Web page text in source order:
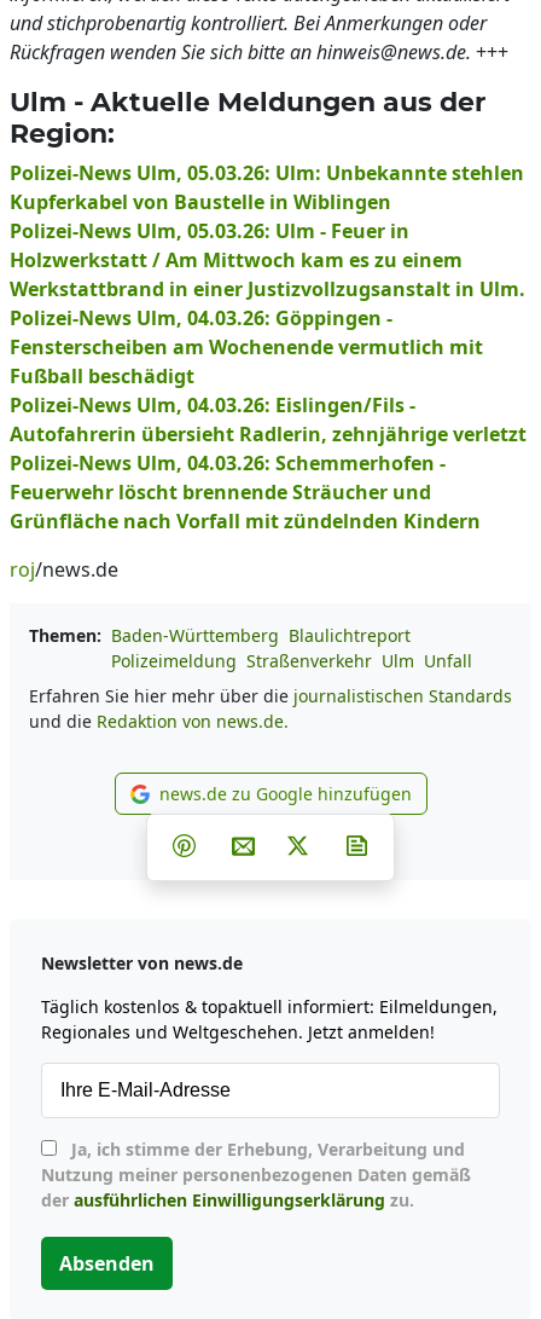
und stichprobenartig kontrolliert. Bei Anmerkungen oder
Rückfragen wenden Sie sich bitte an hinweis@news.de. +++
Ulm - Aktuelle Meldungen aus der
Region:
Polizei-News Ulm, 05.03.26: Ulm: Unbekannte stehlen
Kupferkabel von Baustelle in Wiblingen
Polizei-News Ulm, 05.03.26: Ulm - Feuer in
Holzwerkstatt / Am Mittwoch kam es zu einem
Werkstattbrand in einer Justizvollzugsanstalt in Ulm.
Polizei-News Ulm, 04.03.26: Göppingen -
Fensterscheiben am Wochenende vermutlich mit
Fußball beschädigt
Polizei-News Ulm, 04.03.26: Eislingen/Fils -
Autofahrerin übersieht Radlerin, zehnjährige verletzt
Polizei-News Ulm, 04.03.26: Schemmerhofen -
Feuerwehr löscht brennende Sträucher und
Grünfläche nach Vorfall mit zündelnden Kindern
roj/news.de
Themen: Baden-Württemberg Blaulichtreport
Polizeimeldung Straßenverkehr Ulm Unfall
Erfahren Sie hier mehr über die journalistischen Standards
und die Redaktion von news.de.
news.de zu Google
news.de zu Google hinzufügen
Teilen auf Facebook
Teilen auf Whatsapp
Teilen auf Telegram
Teilen auf Pinterest
Per E-Mail teilen
Post auf X
Newsletter von news.de
Täglich kostenlos & topaktuell informiert: Eilmeldungen,
Regionales und Weltgeschehen. Jetzt anmelden!
Nutzung meiner personenbezogenen Daten gemäß
der ausführlichen Einwilligungserklärung zu.
Absenden